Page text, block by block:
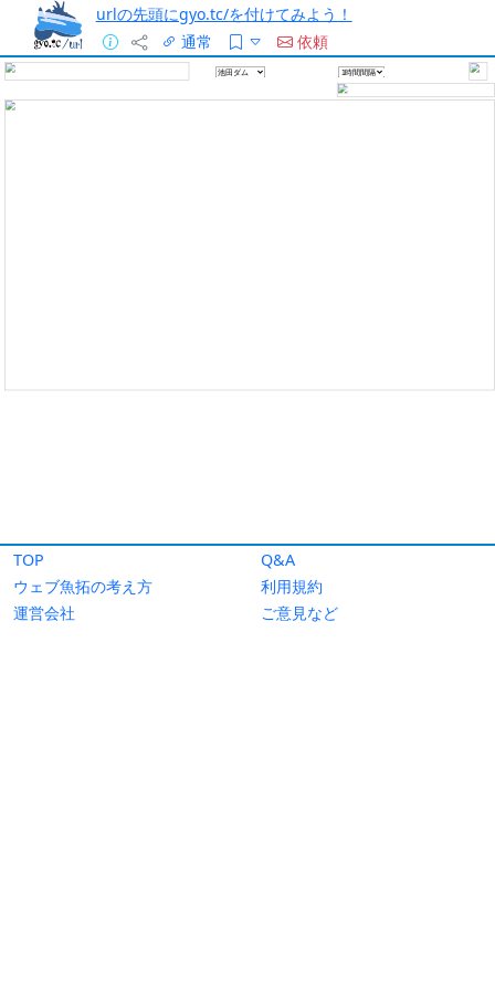
urlの先頭にgyo.tc/を付けてみよう！
通常
依頼
TOP
Q&A
ウェブ魚拓の考え方
利用規約
運営会社
ご意見など